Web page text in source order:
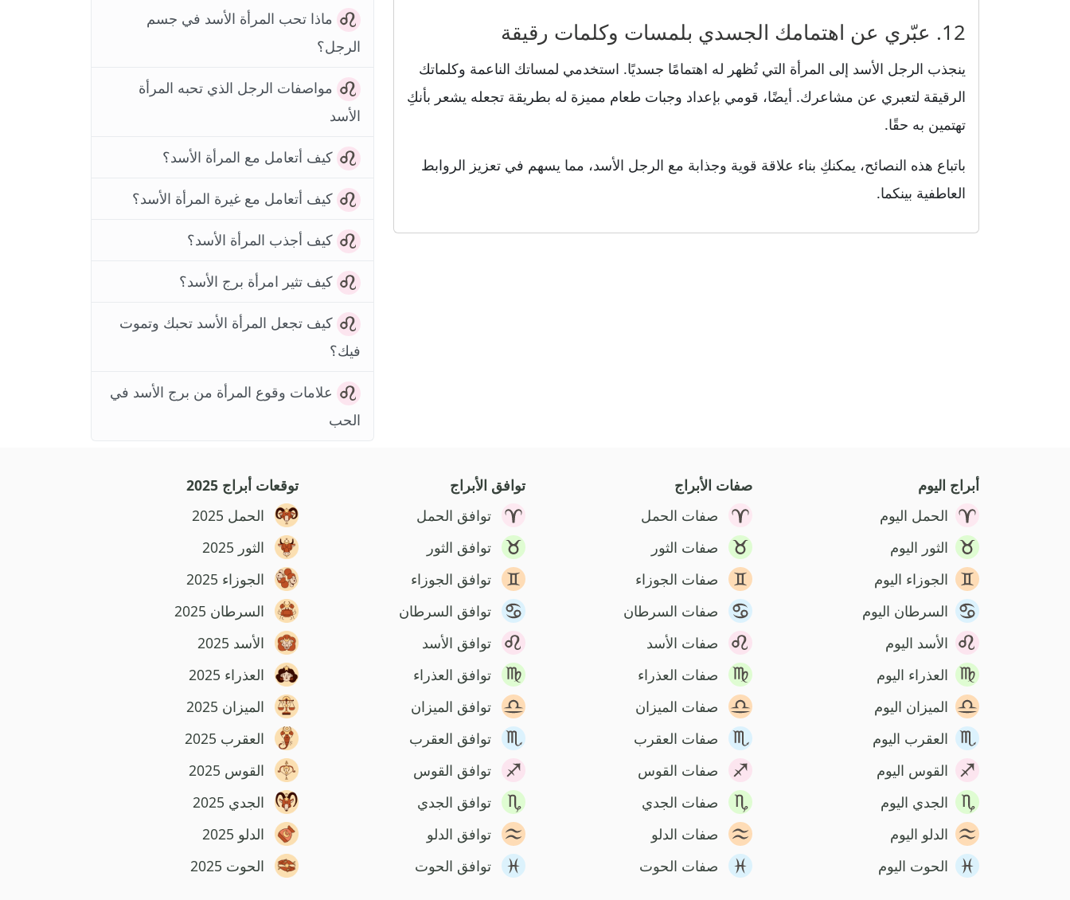
12. عبّري عن اهتمامك الجسدي بلمسات وكلمات رقيقة
ينجذب الرجل الأسد إلى المرأة التي تُظهر له اهتمامًا جسديًا. استخدمي لمساتك الناعمة وكلماتك
الرقيقة لتعبري عن مشاعرك. أيضًا، قومي بإعداد وجبات طعام مميزة له بطريقة تجعله يشعر بأنكِ
تهتمين به حقًا.
باتباع هذه النصائح، يمكنكِ بناء علاقة قوية وجذابة مع الرجل الأسد، مما يسهم في تعزيز الروابط
العاطفية بينكما.
ماذا تحب المرأة الأسد في جسم
الرجل؟
مواصفات الرجل الذي تحبه المرأة
الأسد
كيف أتعامل مع المرأة الأسد؟
كيف أتعامل مع غيرة المرأة الأسد؟
كيف أجذب المرأة الأسد؟
كيف تثير امرأة برج الأسد؟
كيف تجعل المرأة الأسد تحبك وتموت
فيك؟
علامات وقوع المرأة من برج الأسد في
الحب
أبراج اليوم
الحمل اليوم
الثور اليوم
الجوزاء اليوم
السرطان اليوم
الأسد اليوم
العذراء اليوم
الميزان اليوم
العقرب اليوم
القوس اليوم
الجدي اليوم
الدلو اليوم
الحوت اليوم
صفات الأبراج
صفات الحمل
صفات الثور
صفات الجوزاء
صفات السرطان
صفات الأسد
صفات العذراء
صفات الميزان
صفات العقرب
صفات القوس
صفات الجدي
صفات الدلو
صفات الحوت
توافق الأبراج
توافق الحمل
توافق الثور
توافق الجوزاء
توافق السرطان
توافق الأسد
توافق العذراء
توافق الميزان
توافق العقرب
توافق القوس
توافق الجدي
توافق الدلو
توافق الحوت
توقعات أبراج 2025
الحمل 2025
الثور 2025
الجوزاء 2025
السرطان 2025
الأسد 2025
العذراء 2025
الميزان 2025
العقرب 2025
القوس 2025
الجدي 2025
الدلو 2025
الحوت 2025